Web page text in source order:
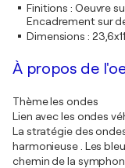
Finitions : Oeuvre
Encadrement sur
Dimensions :
À propos de
Thème les ondes
Lien avec les ondes
La stratégie des
harmonieuse . Les
chemin de la